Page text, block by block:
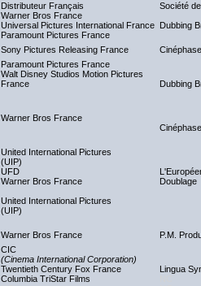
Distributeur Français
Société
Warner Bros France
Dubbing
Universal Pictures International France
Paramount Pictures France
Sony Pictures Releasing France
Cinéphase
Paramount Pictures France
Dubbing
Walt Disney Studios Motion Pictures
France
Warner Bros France
Cinéphase
United International Pictures
(UIP)
Doublage
UFD
Warner Bros France
United International Pictures
(UIP)
P.M.
Warner Bros France
CIC
(Cinema International Corporation)
Twentieth Century Fox France
Lingua
Columbia TriStar Films